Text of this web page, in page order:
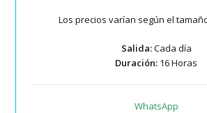
Los precios varían según el
Salida:Cada día
Duración: 16 Horas
WhatsApp